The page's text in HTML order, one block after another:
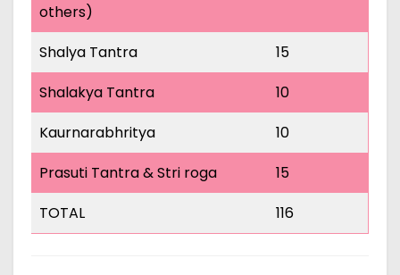
others)
Shalya Tantra
15
Shalakya Tantra
10
Kaurnarabhritya
10
Prasuti Tantra & Stri roga
15
TOTAL
116